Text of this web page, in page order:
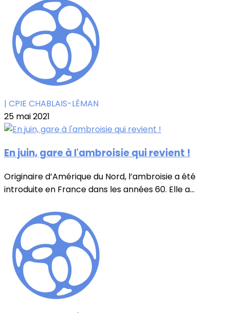
| CPIE CHABLAIS-LÉMAN
25 mai 2021
En juin, gare à l'ambroisie qui revient !
Originaire d’Amérique du Nord, l’ambroisie a été
introduite en France dans les années 60. Elle a...